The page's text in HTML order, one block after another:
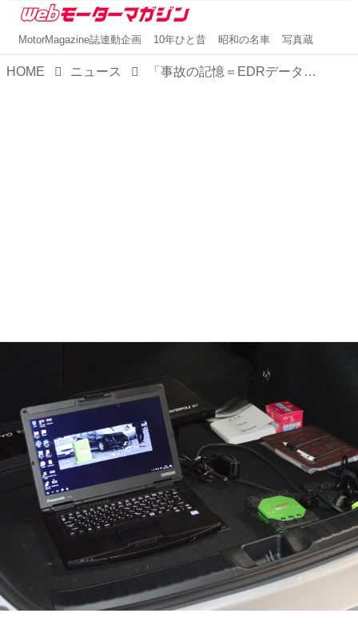
MotorMagazine誌連動企画 10年ひと昔 昭和の名車 写真蔵
HOME ニュース 「事故の記憶＝EDRデータ」のデータベース化がスタート。自動車整備や修理の安心感を増すために今、できること。